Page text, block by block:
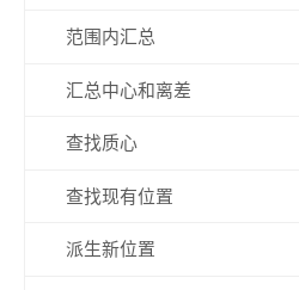
范围内汇总
汇总中心和离差
查找质心
查找现有位置
派生新位置